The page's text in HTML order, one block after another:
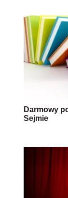
Darmowy
Sejmie